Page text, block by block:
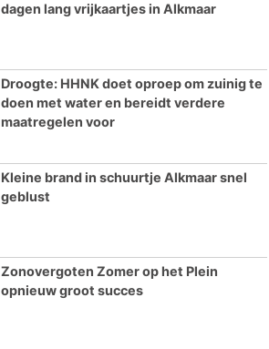
dagen lang vrijkaartjes in Alkmaar
Droogte: HHNK doet oproep om zuinig te
doen met water en bereidt verdere
maatregelen voor
Kleine brand in schuurtje Alkmaar snel
geblust
Zonovergoten Zomer op het Plein
opnieuw groot succes